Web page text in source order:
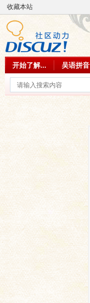
收藏本站
开始了解... 吴语拼音